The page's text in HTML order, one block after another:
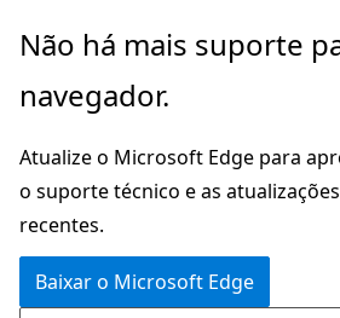
Pular
o
principal
Não há mais suporte
navegador.
Atualize o Microsoft Edge para
o suporte técnico e as
recentes.
Baixar o Microsoft Edge